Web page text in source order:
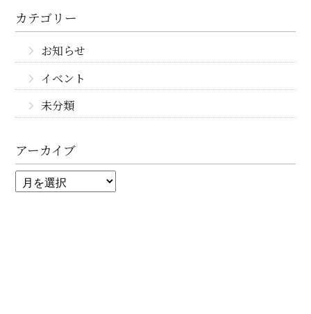
カテゴリー
お知らせ
イベント
未分類
アーカイブ